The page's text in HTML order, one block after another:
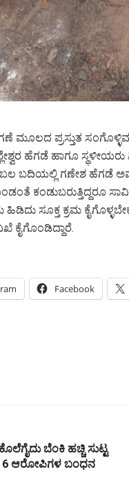
ಪ್ರಸ್ತುತ
ಹೆಗಡೆ ಹಾಗೂ
ಗಣೇಶ ಹೆಗಡೆ ಅವರ
ಕಂಡುಬರುತ್ತಿದ್ದರೂ
ಸೂಕ್ತ ಕ್ರಮ
ಕೈಗೊಂಡಿದ್ದಾರೆ.
Facebook
ಬೆಂಕಿ ಹಚ್ಚಿ ಸುಟ್ಟ
6 ಆರೋಪಿಗಳ ಬಂಧನ